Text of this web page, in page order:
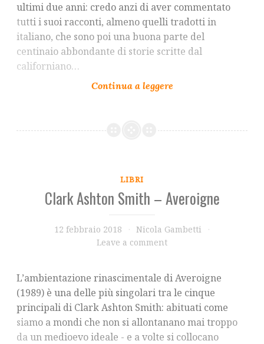
ultimi due anni: credo anzi di aver commentato
tutti i suoi racconti, almeno quelli tradotti in
italiano, che sono poi una buona parte del
centinaio abbondante di storie scritte dal
californiano…
LIBRI
Clark Ashton Smith – Averoigne
12 febbraio 2018
Nicola Gambetti
Leave a comment
L’ambientazione rinascimentale di Averoigne
(1989) è una delle più singolari tra le cinque
principali di Clark Ashton Smith: abituati come
siamo a mondi che non si allontanano mai troppo
da un medioevo ideale - e a volte si collocano